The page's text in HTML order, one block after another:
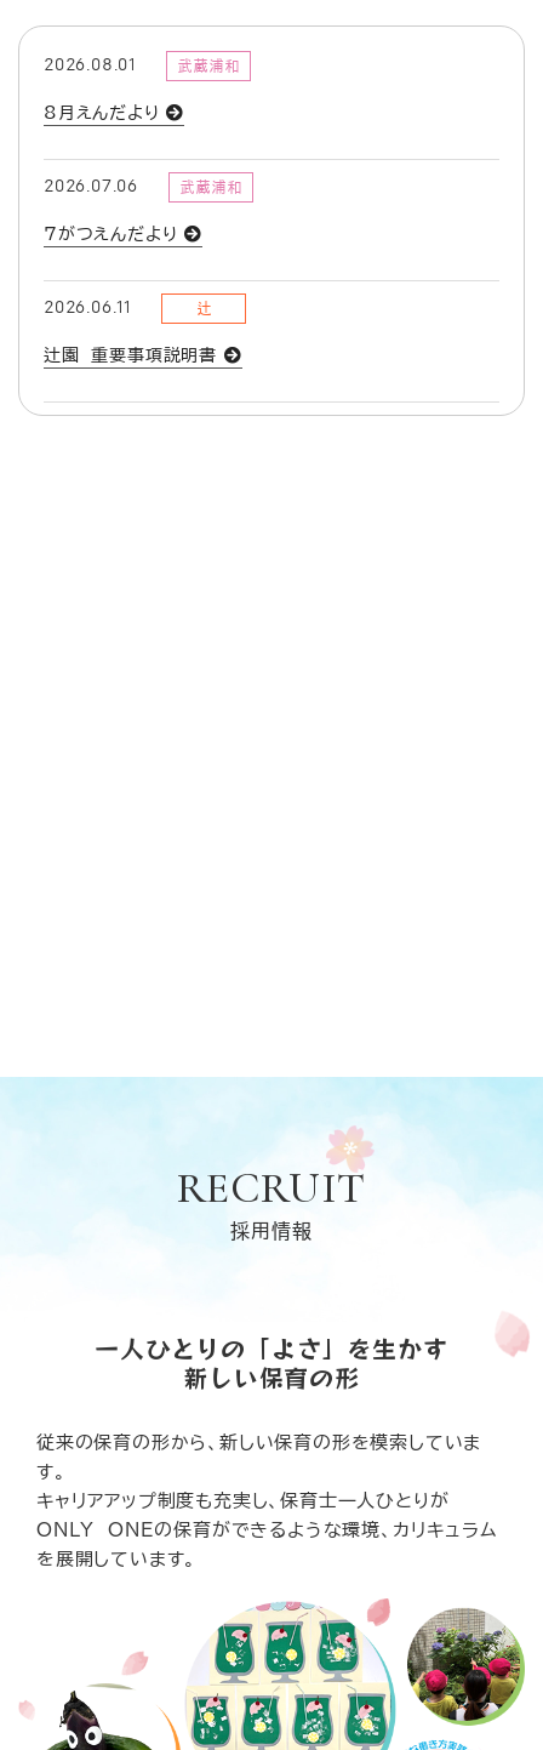
2026.08.01 武蔵浦和
8月えんだより
2026.07.06 武蔵浦和
7がつえんだより
2026.06.11 辻
辻園 重要事項説明書
RECRUIT
採用情報
一人ひとりの「よさ」を生かす
新しい保育の形
従来の保育の形から、新しい保育の形を模索していま
す。
キャリアアップ制度も充実し、保育士一人ひとりが
ONLY ONEの保育ができるような環境、カリキュラム
を展開しています。